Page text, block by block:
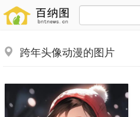
跨年头像动漫的图片